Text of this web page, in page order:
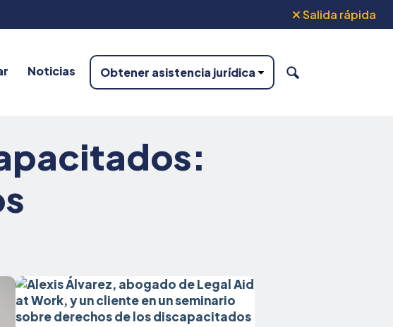
Salida rápida
Noticias Obtener asistencia jurídica BUSCAR